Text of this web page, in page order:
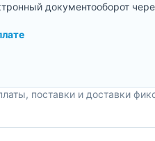
документооборот
поставки и доставки